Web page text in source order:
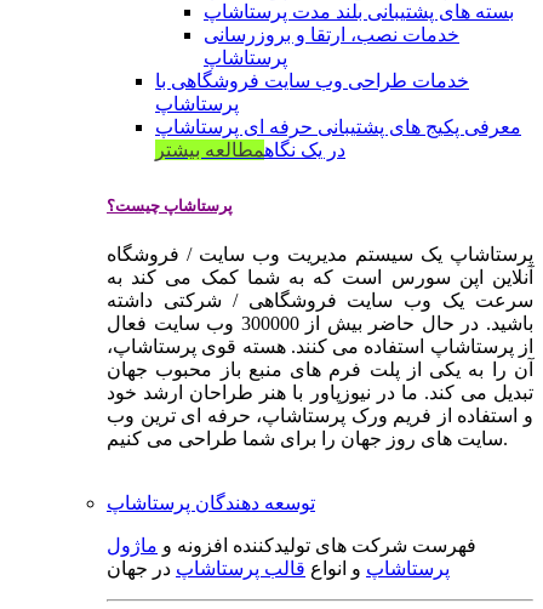
بسته های پشتیبانی بلند مدت پرستاشاپ
خدمات نصب، ارتقا و بروزرسانی
پرستاشاپ
خدمات طراحی وب سایت فروشگاهی با
پرستاشاپ
معرفی پکیج های پشتیبانی حرفه ای پرستاشاپ
در یک نگاهمطالعه بیشتر
پرستاشاپ چیست؟
پرستاشاپ یک سیستم مدیریت وب سایت / فروشگاه
آنلاین اپن سورس است که به شما کمک می کند به
سرعت یک وب سایت فروشگاهی / شرکتی داشته
باشید. در حال حاضر بیش از 300000 وب سایت فعال
از پرستاشاپ استفاده می کنند. هسته قوی پرستاشاپ،
آن را به یکی از پلت فرم های منبع باز محبوب جهان
تبدیل می کند. ما در نیوزپاور با هنر طراحان ارشد خود
و استفاده از فریم ورک پرستاشاپ، حرفه ای ترین وب
سایت های روز جهان را برای شما طراحی می کنیم.
توسعه دهندگان پرستاشاپ
فهرست شرکت های تولیدکننده افزونه و ماژول
پرستاشاپ و انواع قالب پرستاشاپ در جهان